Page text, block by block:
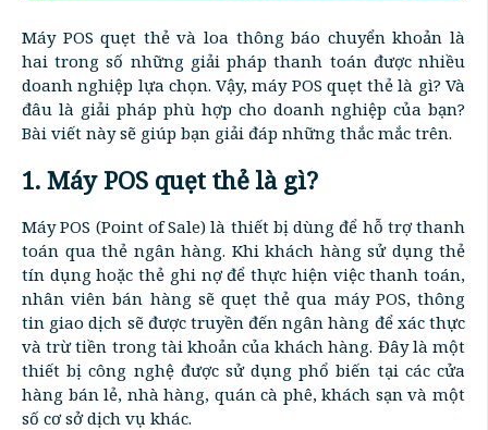
Máy POS quẹt thẻ và loa thông báo chuyển khoản là
hai trong số những giải pháp thanh toán được nhiều
doanh nghiệp lựa chọn. Vậy, máy POS quẹt thẻ là gì? Và
đâu là giải pháp phù hợp cho doanh nghiệp của bạn?
Bài viết này sẽ giúp bạn giải đáp những thắc mắc trên.
1. Máy POS quẹt thẻ là gì?
Máy POS (Point of Sale) là thiết bị dùng để hỗ trợ thanh
toán qua thẻ ngân hàng. Khi khách hàng sử dụng thẻ
tín dụng hoặc thẻ ghi nợ để thực hiện việc thanh toán,
nhân viên bán hàng sẽ quẹt thẻ qua máy POS, thông
tin giao dịch sẽ được truyền đến ngân hàng để xác thực
và trừ tiền trong tài khoản của khách hàng. Đây là một
thiết bị công nghệ được sử dụng phổ biến tại các cửa
hàng bán lẻ, nhà hàng, quán cà phê, khách sạn và một
số cơ sở dịch vụ khác.